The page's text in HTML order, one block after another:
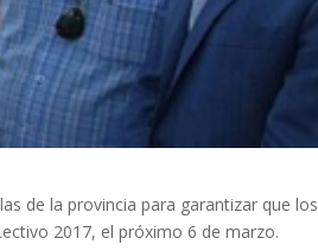
de la provincia para garantizar que los
2017, el próximo 6 de marzo.